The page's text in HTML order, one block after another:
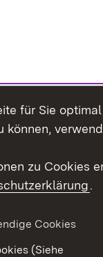
Erklärung zur
für Sie
können,
zu Cookies
.
Cookies
(Siehe